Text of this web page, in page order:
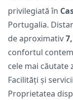
privilegiată în
Portugalia.
de aproximativ
confortul
cele mai căutate
Facilități și servicii
Proprietatea